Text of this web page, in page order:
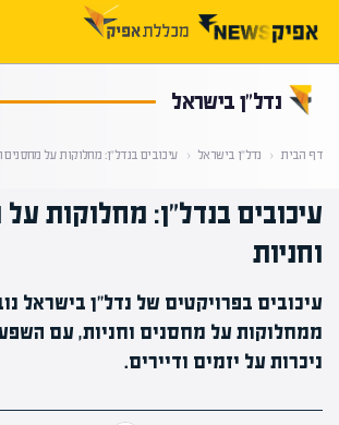
נדל”ן בישראל
דף הבית ‹ נדל”ן בישראל ‹ עיכובים בנדל"ן: מחלוקות על מחסנים
עיכובים בנדל"ן: מחלוקות
וחניות
עיכובים בפרויקטים של נדל"ן בישראל
ממחלוקות על מחסנים וחניות, עם
ניכרות על יזמים ודיירים.